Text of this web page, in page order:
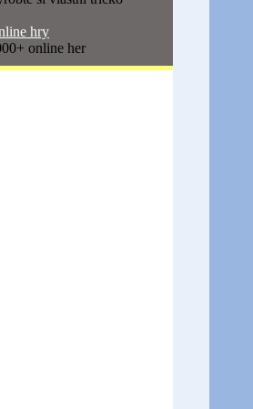
hry
online her